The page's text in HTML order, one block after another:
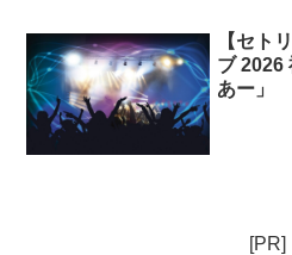
【セト
ブ 2026
あー」
[PR]